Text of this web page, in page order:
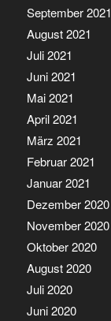
September 2021
August 2021
Juli 2021
Juni 2021
Mai 2021
April 2021
März 2021
Februar 2021
Januar 2021
Dezember 2020
November 2020
Oktober 2020
August 2020
Juli 2020
Juni 2020